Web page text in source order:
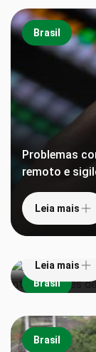
Brasil
Problemas
remoto e
Leia mais
Brasil
Anvisa
ômega-3 e
Leia mais
Brasil